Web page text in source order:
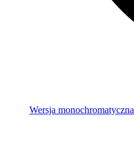
Wersja monochromatyczna